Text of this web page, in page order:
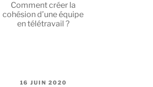
Comment créer la
cohésion d’une équipe
en télétravail ?
PUBLIÉ
16 JUIN 2020